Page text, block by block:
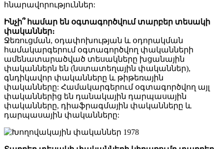
հնարավորություններ:
Ինչի՞ համար են օգտագործվում տարբեր տեսակի
փականներ։
Ջեռուցման, օդափոխության և օդորակման
համակարգերում օգտագործվող փականների
ամենատարածված տեսակները խցանային
փականներն են (նստատեղային փականներ),
գնդիկավոր փականները և թիթեռային
փականները: Համակարգերում օգտագործվող այլ
փականներից են դանակային դարպասային
փականները, դիաֆրագմային փականները և
դարպասային փականները: